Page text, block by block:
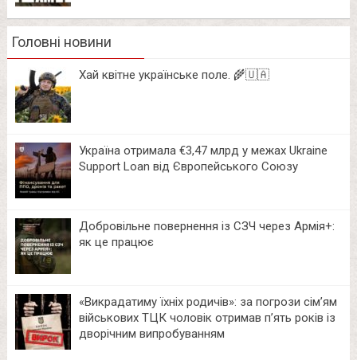
Головні новини
Хай квітне українське поле. 🌾🇺🇦
Україна отримала €3,47 млрд у межах Ukraine
Support Loan від Європейського Союзу
Добровільне повернення із СЗЧ через Армія+:
як це працює
«Викрадатиму їхніх родичів»: за погрози сім’ям
військових ТЦК чоловік отримав п’ять років із
дворічним випробуванням